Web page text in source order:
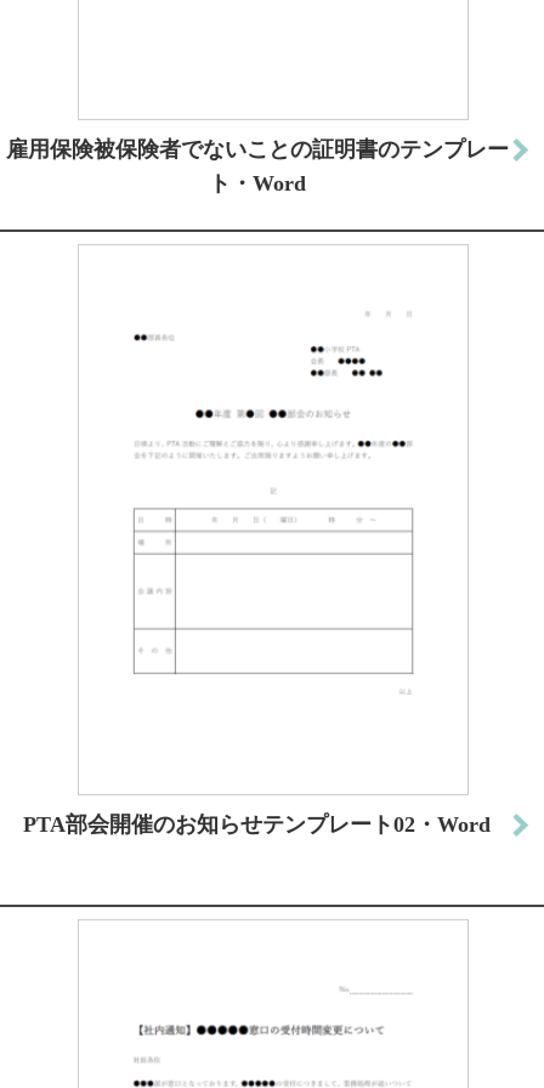
雇用保険被保険者でないことの証明書のテンプレー
ト・Word
PTA部会開催のお知らせテンプレート02・Word